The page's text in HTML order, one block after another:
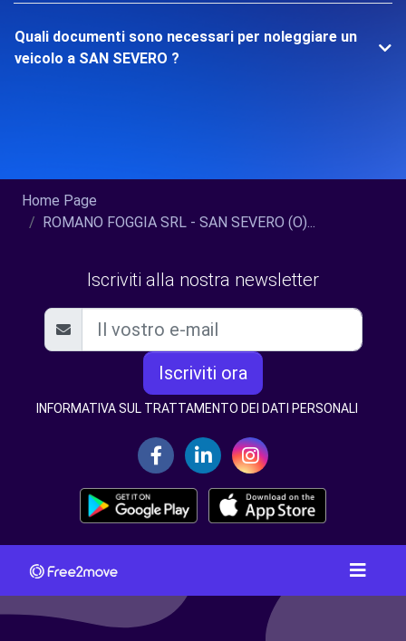
Quali documenti sono necessari per noleggiare un
veicolo a SAN SEVERO ?
Home Page
ROMANO FOGGIA SRL - SAN SEVERO (O)...
Iscriviti alla nostra newsletter
Iscriviti ora
INFORMATIVA SUL TRATTAMENTO DEI DATI PERSONALI